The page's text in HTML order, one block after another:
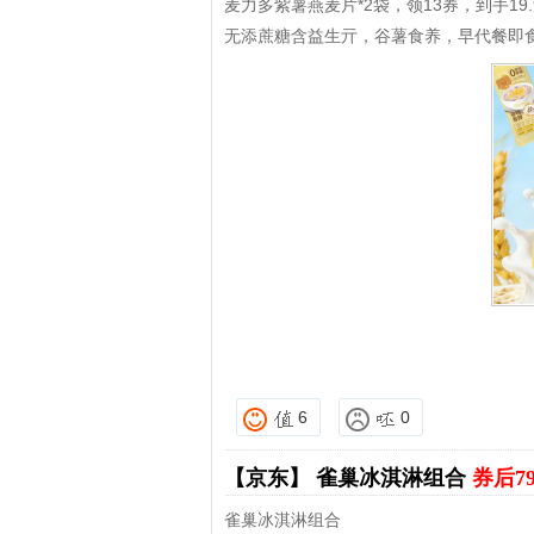
麦力多紫薯燕麦片*2袋，领13券，到手
无添蔗糖含益生亓，谷薯食养，早代餐即
6 0
【京东】 雀巢冰淇淋组合 券后
雀巢冰淇淋组合